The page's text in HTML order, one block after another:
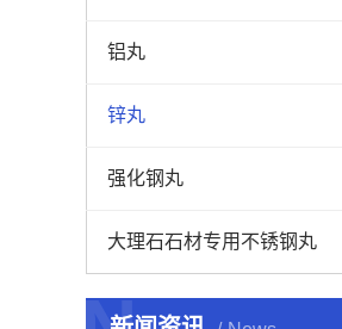
铝丸
锌丸
强化钢丸
大理石石材专用不锈钢丸